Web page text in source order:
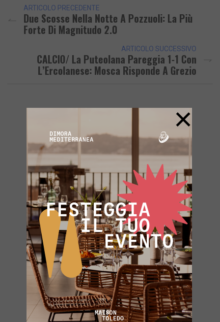
ARTICOLO PRECEDENTE
Due Scosse Nella Notte A Pozzuoli: La Più
Forte Di Magnitudo 2.0
ARTICOLO SUCCESSIVO
CALCIO/ La Puteolana Pareggia 1-1 Con
L’Ercolanese: Mosca Risponde A Grezio
×